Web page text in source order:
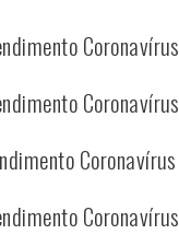
Coronavírus
Coronavírus
Coronavírus
Coronavírus